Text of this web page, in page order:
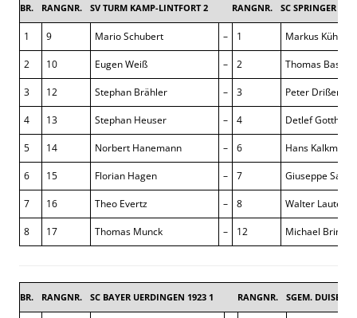
BR. RANGNR. SV TURM KAMP-LINTFORT 2 RANGNR. SC SPRINGER
1 9 Mario Schubert – 1 Markus Kühn
2 10 Eugen Weiß – 2 Thomas Basen
3 12 Stephan Brähler – 3 Peter Drißen
4 13 Stephan Heuser – 4 Detlef Gotthardt
5 14 Norbert Hanemann – 6 Hans Kalkmann
6 15 Florian Hagen – 7 Giuseppe
7 16 Theo Evertz – 8 Walter
8 17 Thomas Munck – 12 Michael Brink
BR. RANGNR. SC BAYER UERDINGEN 1923 1 RANGNR. SGEM.